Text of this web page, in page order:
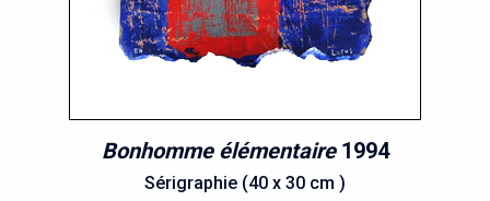
Bonhomme élémentaire1994
Sérigraphie (40 x 30 cm )